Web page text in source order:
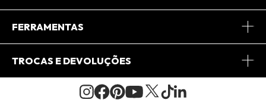
Journal
Central de Relacionamento
FERRAMENTAS
Minha Conta
Pedido de Presente
TROCAS E DEVOLUÇÕES
Condições Gerais